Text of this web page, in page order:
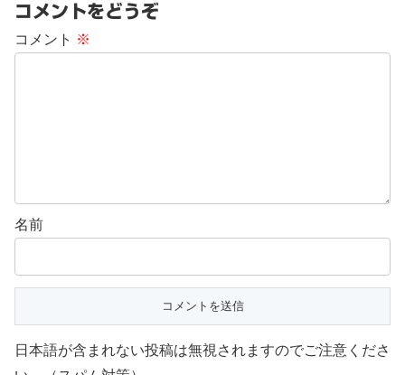
コメントをどうぞ
コメント ※
名前
日本語が含まれない投稿は無視されますのでご注意くださ